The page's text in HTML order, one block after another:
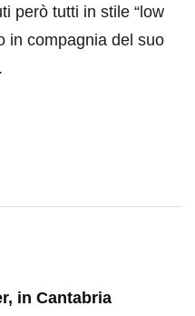
però tutti in stile “low
in compagnia del suo
in Cantabria